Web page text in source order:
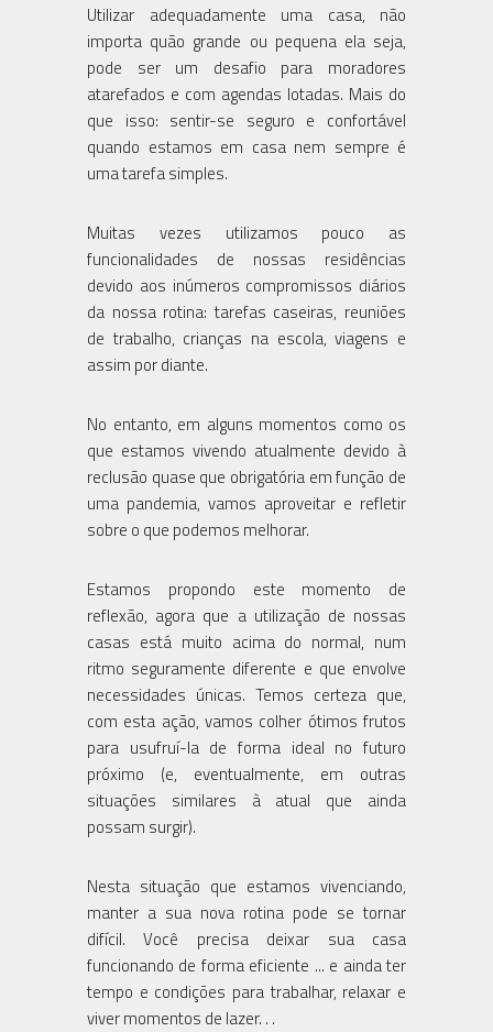
Utilizar adequadamente uma casa, não
importa quão grande ou pequena ela seja,
pode ser um desafio para moradores
atarefados e com agendas lotadas. Mais do
que isso: sentir-se seguro e confortável
quando estamos em casa nem sempre é
uma tarefa simples.
Muitas vezes utilizamos pouco as
funcionalidades de nossas residências
devido aos inúmeros compromissos diários
da nossa rotina: tarefas caseiras, reuniões
de trabalho, crianças na escola, viagens e
assim por diante.
No entanto, em alguns momentos como os
que estamos vivendo atualmente devido à
reclusão quase que obrigatória em função de
uma pandemia, vamos aproveitar e refletir
sobre o que podemos melhorar.
Estamos propondo este momento de
reflexão, agora que a utilização de nossas
casas está muito acima do normal, num
ritmo seguramente diferente e que envolve
necessidades únicas. Temos certeza que,
com esta ação, vamos colher ótimos frutos
para usufruí-la de forma ideal no futuro
próximo (e, eventualmente, em outras
situações similares à atual que ainda
possam surgir).
Nesta situação que estamos vivenciando,
manter a sua nova rotina pode se tornar
difícil. Você precisa deixar sua casa
funcionando de forma eficiente ... e ainda ter
tempo e condições para trabalhar, relaxar e
viver momentos de lazer. . .